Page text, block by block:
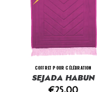
COFFRET POUR CÉLÉBRATION
SEJADA HABUN